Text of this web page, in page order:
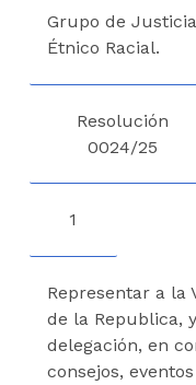
Grupo de Justicia
Étnico Racial.
Resolución
0024/25
1
Representar a la
de la Republica,
delegación, en
consejos,